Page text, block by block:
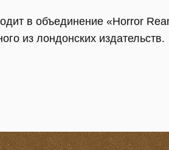
в объединение «Horror
из лондонских издательств.